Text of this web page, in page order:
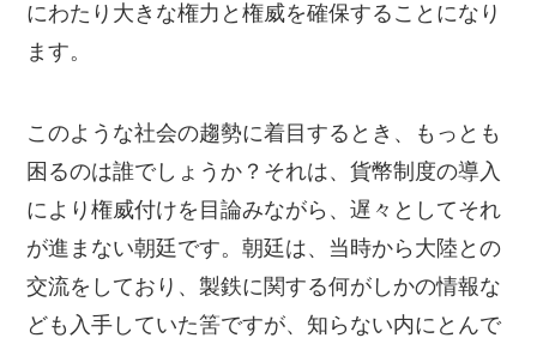
にわたり大きな権力と権威を確保することになり
ます。
このような社会の趨勢に着目するとき、もっとも
困るのは誰でしょうか？それは、貨幣制度の導入
により権威付けを目論みながら、遅々としてそれ
が進まない朝廷です。朝廷は、当時から大陸との
交流をしており、製鉄に関する何がしかの情報な
ども入手していた筈ですが、知らない内にとんで